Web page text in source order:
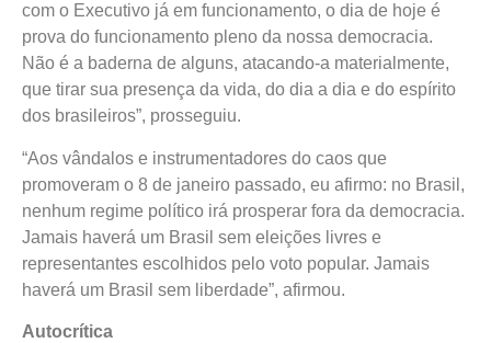
com o Executivo já em funcionamento, o dia de hoje é
prova do funcionamento pleno da nossa democracia.
Não é a baderna de alguns, atacando-a materialmente,
que tirar sua presença da vida, do dia a dia e do espírito
dos brasileiros”, prosseguiu.
“Aos vândalos e instrumentadores do caos que
promoveram o 8 de janeiro passado, eu afirmo: no Brasil,
nenhum regime político irá prosperar fora da democracia.
Jamais haverá um Brasil sem eleições livres e
representantes escolhidos pelo voto popular. Jamais
haverá um Brasil sem liberdade”, afirmou.
Autocrítica